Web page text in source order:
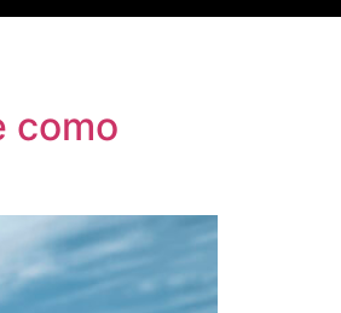
como